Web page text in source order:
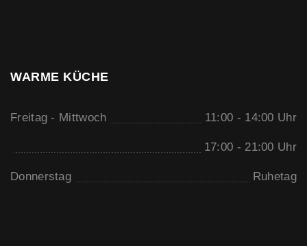
WARME KÜCHE
Freitag - Mittwoch 11:00 - 14:00 Uhr
17:00 - 21:00 Uhr
Donnerstag Ruhetag